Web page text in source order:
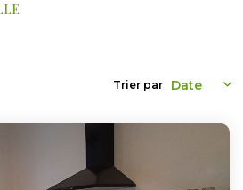
LOCATIVE
AGENCE
CONTACT
Trier par